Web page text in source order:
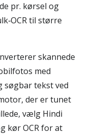
pr. kørsel og
til større
skannede
med
søgbar tekst ved
der er tunet
vælg Hindi
kør OCR for at